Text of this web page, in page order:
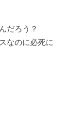
だろう？
なのに必死に